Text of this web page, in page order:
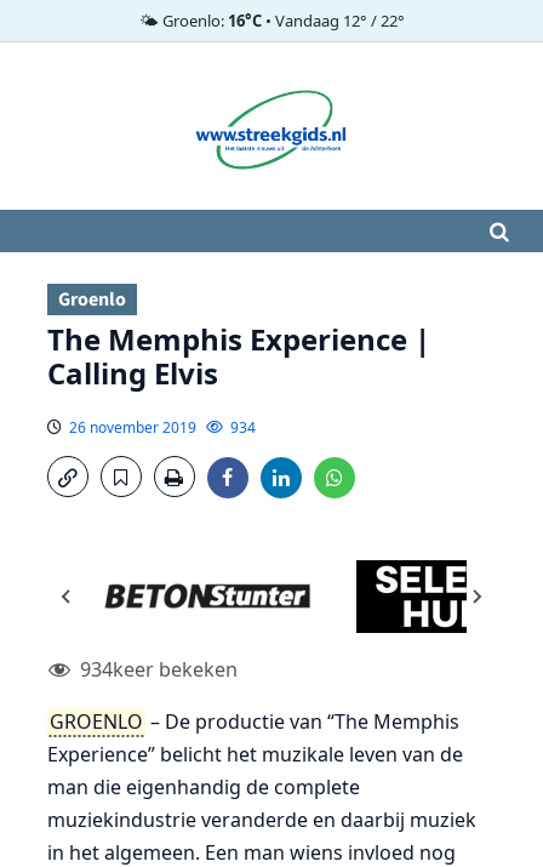
🌤️ Groenlo: 16°C• Vandaag 12° / 22°
Groenlo
The Memphis Experience |
Calling Elvis
26 november 2019 934
934keer bekeken
GROENLO – De productie van “The Memphis
Experience” belicht het muzikale leven van de
man die eigenhandig de complete
muziekindustrie veranderde en daarbij muziek
in het algemeen. Een man wiens invloed nog